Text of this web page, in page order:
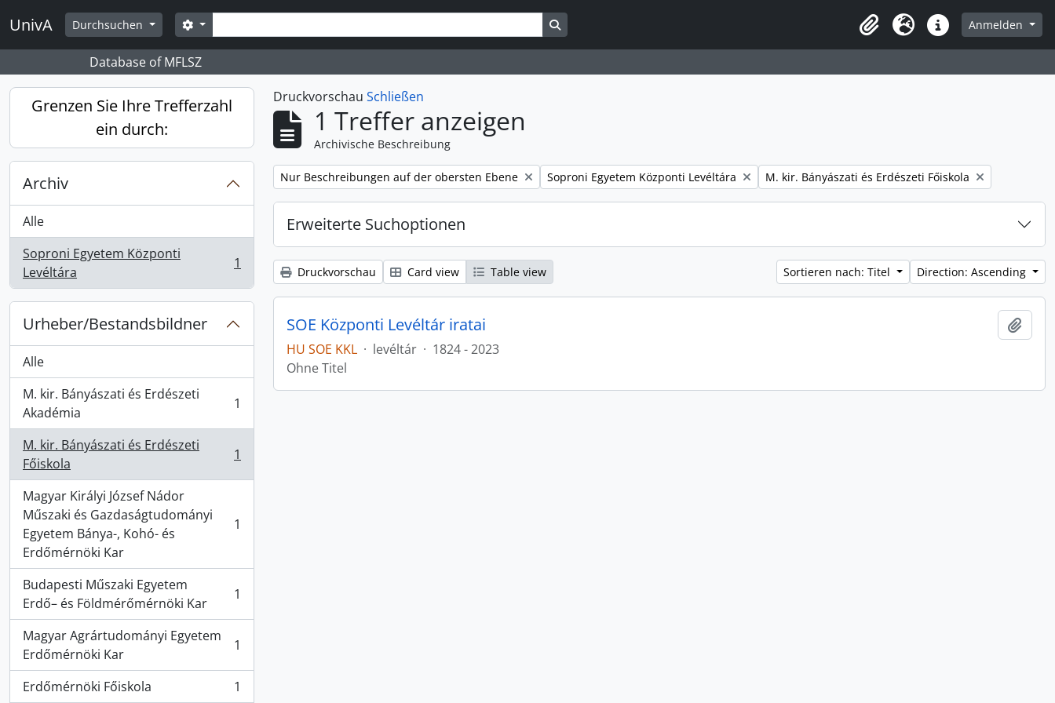
Skip to main content
UnivA Durchsuchen SucheSearch options Search in browse page
Zwischenablage
SpracheDirekter LinkAnmelden
Database of MFLSZ
Grenzen Sie Ihre Trefferzahl
ein durch:
Archiv
Alle
Soproni Egyetem Központi
Levéltára
, 1 Ergebnisse 1
Urheber/Bestandsbildner
Alle
M. kir. Bányászati és Erdészeti
Akadémia
, 1 Ergebnisse 1
M. kir. Bányászati és Erdészeti
Főiskola
, 1 Ergebnisse 1
Magyar Királyi József Nádor
Műszaki és Gazdaságtudományi
Egyetem Bánya-, Kohó- és
Erdőmérnöki Kar
, 1 Ergebnisse 1
Budapesti Műszaki Egyetem
Erdő– és Földmérőmérnöki Kar
, 1 Ergebnisse 1
Magyar Agrártudományi Egyetem
Erdőmérnöki Kar
, 1 Ergebnisse 1
Erdőmérnöki Főiskola
, 1 Ergebnisse 1
Druckvorschau Schließen
1 Treffer anzeigen
Archivische Beschreibung
Remove filter:
Nur Beschreibungen auf der obersten Ebene Remove filter:
Soproni Egyetem Központi Levéltára Remove filter:
M. kir. Bányászati és Erdészeti Főiskola
Erweiterte Suchoptionen
Druckvorschau Card view Table view Sortieren nach: Titel Direction: Ascending
SOE Központi Levéltár iratai
HU SOE KKL · levéltár · 1824 - 2023
Ohne Titel